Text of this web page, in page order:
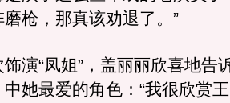
枪，那真该劝退了。”
“凤姐”，盖丽丽欣喜地告
她最爱的角色：“我很欣赏